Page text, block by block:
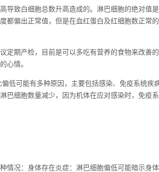
导致白细胞总数升高造成的。淋巴细胞的绝对值
都偏出正常值，但是在血红蛋白及红细胞数正常
定期产检，目前是可以多吃有营养的食物来改善
心情。
低可能有多种原因，主要包括感染、免疫系统
巴细胞数量减少，因为机体在应对感染时，免疫
情况：身体存在炎症：淋巴细胞偏低可能暗示身